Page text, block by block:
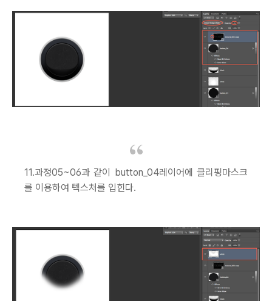
11.과정05~06과 같이 button_04레이어에 클리핑마스크
를 이용하여 텍스처를 입힌다.